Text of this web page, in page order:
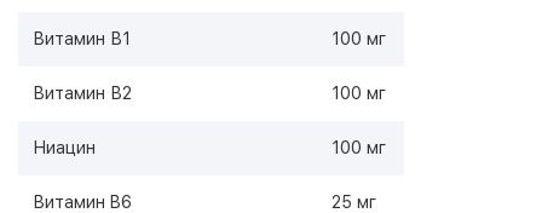
Витамин В1 100 мг
Витамин В2 100 мг
Ниацин 100 мг
Витамин B6 25 мг